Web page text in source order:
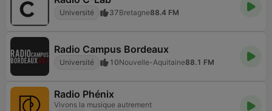
Université 37Bretagne88.4 FM
Radio Campus Bordeaux
Université 10Nouvelle-Aquitaine88.1 FM
Radio Phénix
Vivons la musique autrement